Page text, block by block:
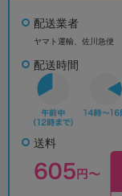
配送業者
ヤマト運輸、佐川急便
配送時間
送料